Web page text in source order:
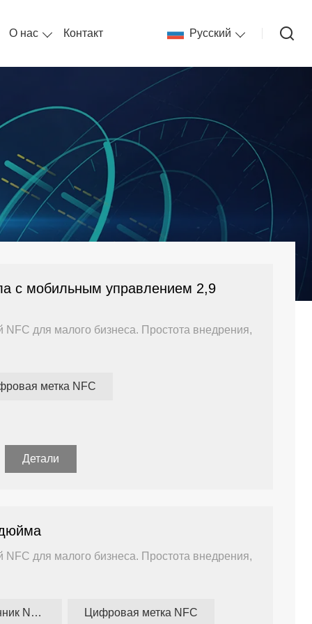
О нас Контакт Pусский
с мобильным управлением 2,9
для малого бизнеса. Простота внедрения,
Андроид и IOS
метка NFC
Детали
для малого бизнеса. Простота внедрения,
Цифровой ценник NFC Цифровая метка NFC